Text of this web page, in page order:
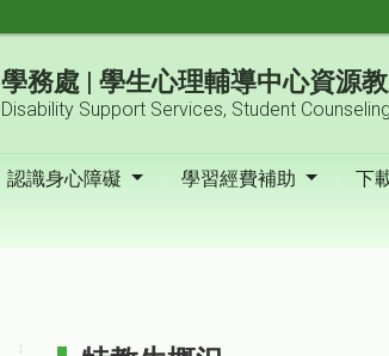
學務處 | 學生心理輔導中心資源
Disability Support Services, Student
認識身心障礙 學習經費補助 下